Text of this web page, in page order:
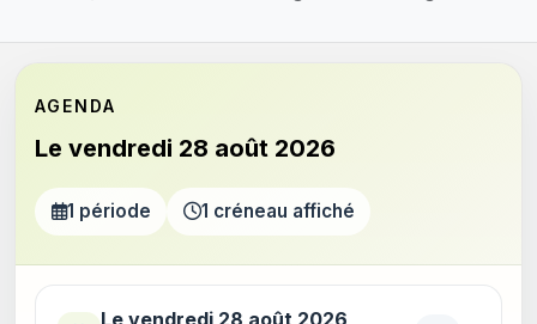
AGENDA
Le vendredi 28 août 2026
1 période 1 créneau affiché
Le vendredi 28 août 2026